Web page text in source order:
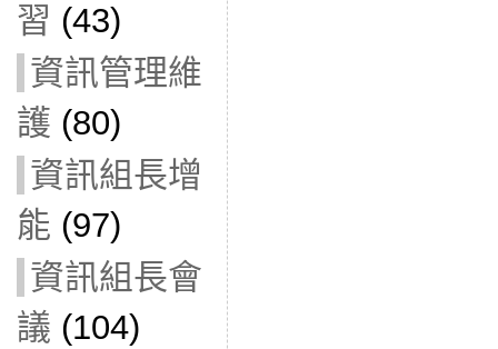
習 (43)
資訊管理維
護 (80)
資訊組長增
能 (97)
資訊組長會
議 (104)